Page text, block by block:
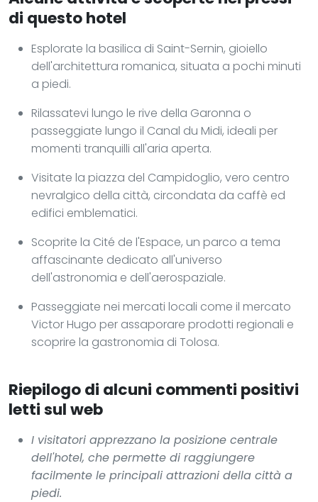
di questo hotel
Esplorate la basilica di Saint-Sernin, gioiello
dell'architettura romanica, situata a pochi minuti
a piedi.
Rilassatevi lungo le rive della Garonna o
passeggiate lungo il Canal du Midi, ideali per
momenti tranquilli all'aria aperta.
Visitate la piazza del Campidoglio, vero centro
nevralgico della città, circondata da caffè ed
edifici emblematici.
Scoprite la Cité de l'Espace, un parco a tema
affascinante dedicato all'universo
dell'astronomia e dell'aerospaziale.
Passeggiate nei mercati locali come il mercato
Victor Hugo per assaporare prodotti regionali e
scoprire la gastronomia di Tolosa.
Riepilogo di alcuni commenti positivi
letti sul web
I visitatori apprezzano la posizione centrale
dell'hotel, che permette di raggiungere
facilmente le principali attrazioni della città a
piedi.